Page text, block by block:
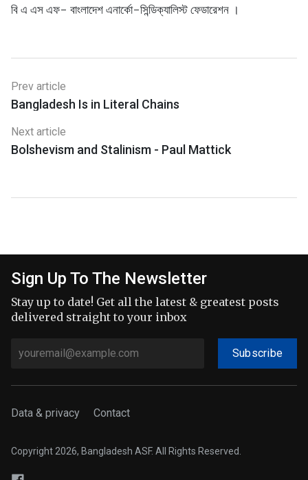
বি এ এস এফ- বাংলাদেশ এনার্কো-সিন্ডিক্যালিস্ট ফেডারেশন ।
Prev article
Bangladesh Is in Literal Chains
Next article
Bolshevism and Stalinism - Paul Mattick
Sign Up To The Newsletter
Stay up to date! Get all the latest & greatest posts
delivered straight to your inbox
Subscribe
Data & privacy Contact
Copyright 2026, Bangladesh ASF. All Rights Reserved.